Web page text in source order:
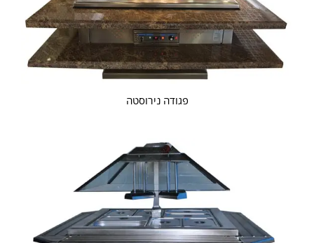
פגודה נירוסטה